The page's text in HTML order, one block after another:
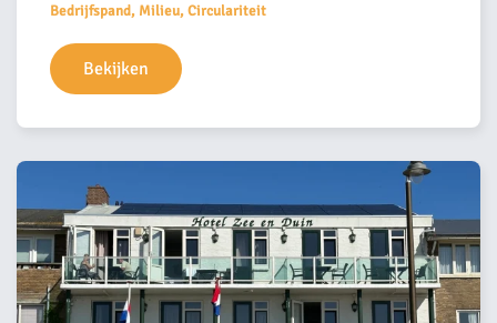
Bedrijfspand, Milieu, Circulariteit
Bekijken